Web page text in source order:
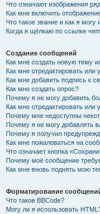
Что означают изображения
Как мне включить
Что такое звание и как я могу
Когда я щёлкаю по ссылке
Создание сообщений
Как мне создать новую тему
Как мне отредактировать или
Как мне добавить подпись к
Как мне создать опрос?
Почему я не могу добавить
Как мне отредактировать или
Почему мне недоступны
Почему я не могу добавлять
Почему я получил
Как мне пожаловаться на
Что означает кнопка
Почему моё сообщение
Как мне вновь поднять мою
Форматирование
Что такое BBCode?
Могу ли я использовать